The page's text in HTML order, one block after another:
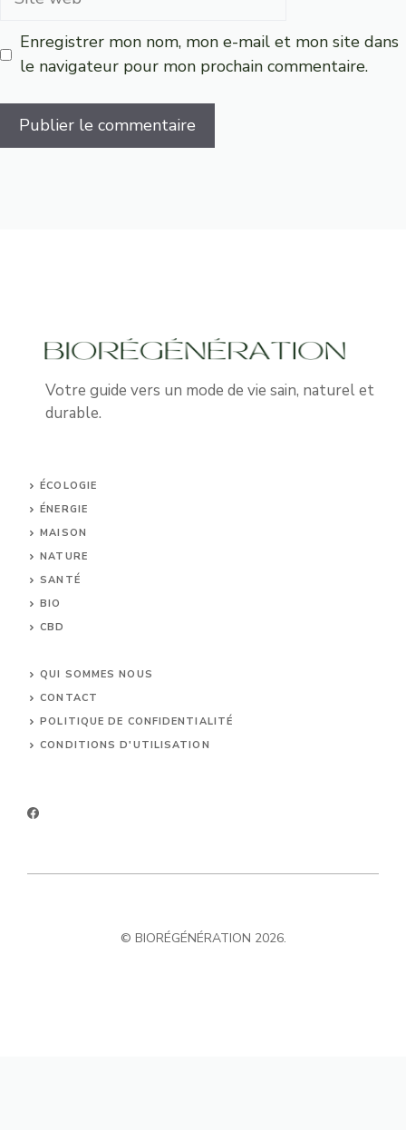
Enregistrer mon nom, mon e-mail et mon site dans
le navigateur pour mon prochain commentaire.
Votre guide vers un mode de vie sain, naturel et
durable.
ÉCOLOGIE
ÉNERGIE
MAISON
NATURE
SANTÉ
BIO
CBD
QUI SOMMES NOUS
CONTACT
POLITIQUE DE CONFIDENTIALITÉ
CONDITIONS D'UTILISATION
© BIORÉGÉNÉRATION 2026.